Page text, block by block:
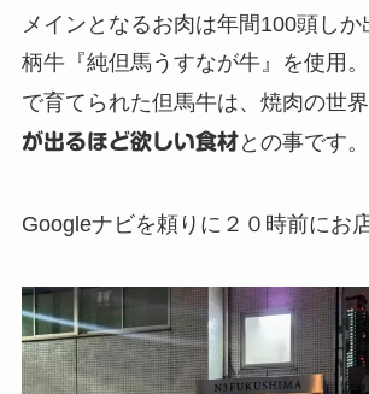
メインとなるお肉は年間100頭し
柄牛『純但馬うすなが牛』を使用
で育てられた但馬牛は、焼肉の世
が出るほど欲しい食材との事です。
Googleナビを頼りに２０時前にお